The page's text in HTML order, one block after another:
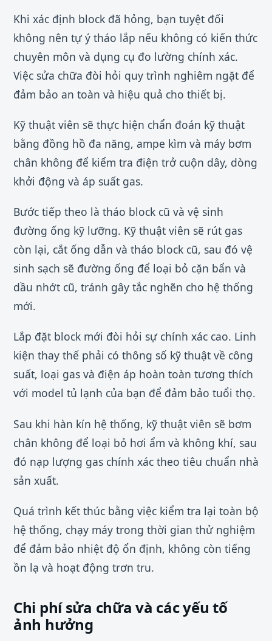
Khi xác định block đã hỏng, bạn tuyệt đối
không nên tự ý tháo lắp nếu không có kiến thức
chuyên môn và dụng cụ đo lường chính xác.
Việc sửa chữa đòi hỏi quy trình nghiêm ngặt để
đảm bảo an toàn và hiệu quả cho thiết bị.
Kỹ thuật viên sẽ thực hiện chẩn đoán kỹ thuật
bằng đồng hồ đa năng, ampe kìm và máy bơm
chân không để kiểm tra điện trở cuộn dây, dòng
khởi động và áp suất gas.
Bước tiếp theo là tháo block cũ và vệ sinh
đường ống kỹ lưỡng. Kỹ thuật viên sẽ rút gas
còn lại, cắt ống dẫn và tháo block cũ, sau đó vệ
sinh sạch sẽ đường ống để loại bỏ cặn bẩn và
dầu nhớt cũ, tránh gây tắc nghẽn cho hệ thống
mới.
Lắp đặt block mới đòi hỏi sự chính xác cao. Linh
kiện thay thế phải có thông số kỹ thuật về công
suất, loại gas và điện áp hoàn toàn tương thích
với model tủ lạnh của bạn để đảm bảo tuổi thọ.
Sau khi hàn kín hệ thống, kỹ thuật viên sẽ bơm
chân không để loại bỏ hơi ẩm và không khí, sau
đó nạp lượng gas chính xác theo tiêu chuẩn nhà
sản xuất.
Quá trình kết thúc bằng việc kiểm tra lại toàn bộ
hệ thống, chạy máy trong thời gian thử nghiệm
để đảm bảo nhiệt độ ổn định, không còn tiếng
ồn lạ và hoạt động trơn tru.
Chi phí sửa chữa và các yếu tố
ảnh hưởng